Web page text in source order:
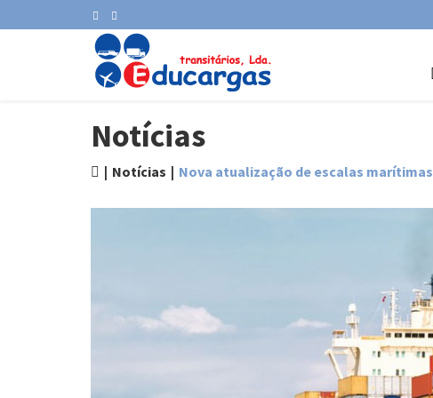
Notícias
Notícias Nova atualização de escalas marítimas